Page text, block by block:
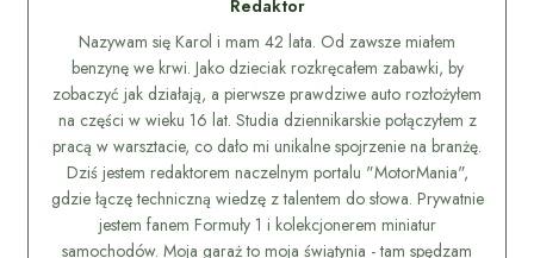
Redaktor
Nazywam się Karol i mam 42 lata. Od zawsze miałem
benzynę we krwi. Jako dzieciak rozkręcałem zabawki, by
zobaczyć jak działają, a pierwsze prawdziwe auto rozłożyłem
na części w wieku 16 lat. Studia dziennikarskie połączyłem z
pracą w warsztacie, co dało mi unikalne spojrzenie na branżę.
Dziś jestem redaktorem naczelnym portalu "MotorMania",
gdzie łączę techniczną wiedzę z talentem do słowa. Prywatnie
jestem fanem Formuły 1 i kolekcjonerem miniatur
samochodów. Moja garaż to moja świątynia - tam spędzam